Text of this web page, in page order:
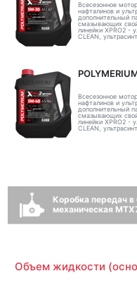
Всесезонное
нафталинов и
дополнительный
смазывающих
линейки XPRO2 -
CLEAN,
Всесезонное
нафталинов и
дополнительный
смазывающих
линейки XPRO2 -
CLEAN,
Коробка передач в
механическая
Объем жидкости